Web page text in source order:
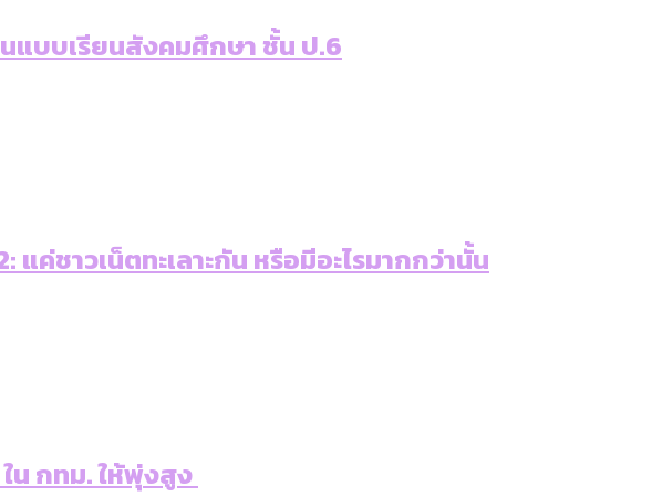
ษีในกรุงเทพฯ ผ่าน Bangkok Index 2025
36 เขตมีคนตายมากกว่าคนเกิด 18 เขตเป็นสังคมผู้สูงอายุระดับสุดยอด
น กทม. [ข้อมูลดิบ]
แบบเรียนสังคมศึกษา ชั้น ป.6
ค่ชาวเน็ตทะเลาะกัน หรือมีอะไรมากกว่านั้น
น กทม. ให้พุ่งสูง